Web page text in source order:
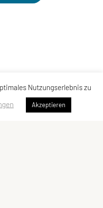
Nutzungserlebnis zu
Akzeptieren